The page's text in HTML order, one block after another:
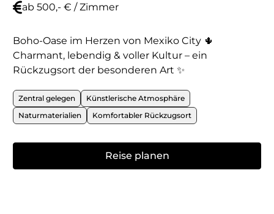
ab 500,- € / Zimmer
Boho-Oase im Herzen von Mexiko City 🌵
Charmant, lebendig & voller Kultur – ein
Rückzugsort der besonderen Art ✨
Zentral gelegen
Künstlerische Atmosphäre
Naturmaterialien
Komfortabler Rückzugsort
Reise planen